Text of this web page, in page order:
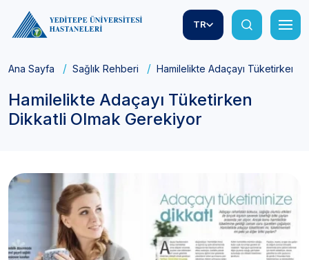
TR
Ana Sayfa Sağlık Rehberi Hamilelikte Adaçayı Tüketirken
Hamilelikte Adaçayı Tüketirken
Dikkatli Olmak Gerekiyor